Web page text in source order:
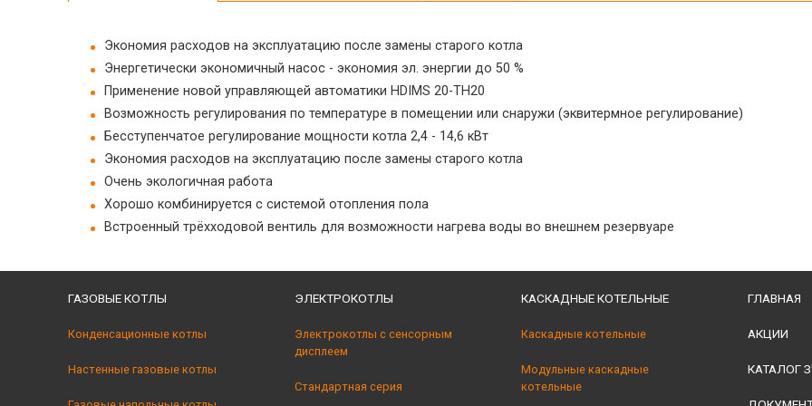
Экономия расходов на эксплуатацию после замены старого котла
Энергетически экономичный насос - экономия эл. энергии до 50 %
Применение новой управляющей автоматики HDIMS 20-TH20
Возможность регулирования по температуре в помещении или снаружи (эквитермное регулирование)
Бесступенчатое регулирование мощности котла 2,4 - 14,6 кВт
Экономия расходов на эксплуатацию после замены старого котла
Очень экологичная работа
Хорошо комбинируется с системой отопления пола
Встроенный трёхходовой вентиль для возможности нагрева воды во внешнем резервуаре
ГАЗОВЫЕ КОТЛЫ
Конденсационные котлы
Настенные газовые котлы
ЭЛЕКТРОКОТЛЫ
Электрокотлы с сенсорным
дисплеем
Стандартная серия
КАСКАДНЫЕ КОТЕЛЬНЫЕ
Каскадные котельные
Модульные каскадные
котельные
ГЛАВНАЯ
АКЦИИ
КАТАЛОГ